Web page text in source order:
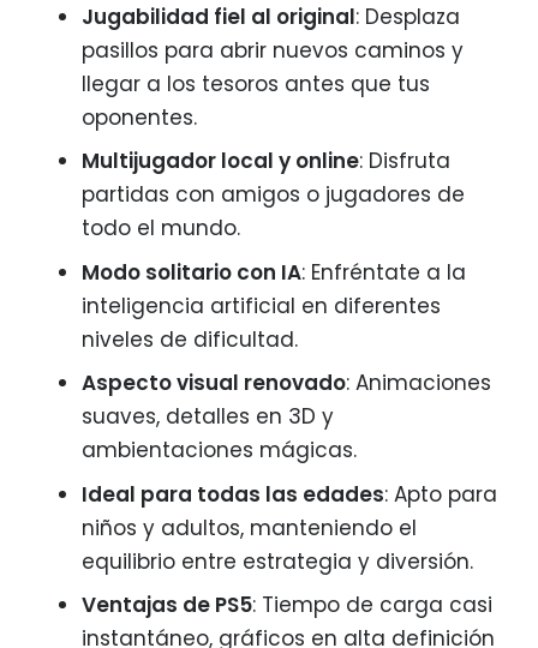
Jugabilidad fiel al original: Desplaza
pasillos para abrir nuevos caminos y
llegar a los tesoros antes que tus
oponentes.
Multijugador local y online: Disfruta
partidas con amigos o jugadores de
todo el mundo.
Modo solitario con IA: Enfréntate a la
inteligencia artificial en diferentes
niveles de dificultad.
Aspecto visual renovado: Animaciones
suaves, detalles en 3D y
ambientaciones mágicas.
Ideal para todas las edades: Apto para
niños y adultos, manteniendo el
equilibrio entre estrategia y diversión.
Ventajas de PS5: Tiempo de carga casi
instantáneo, gráficos en alta definición